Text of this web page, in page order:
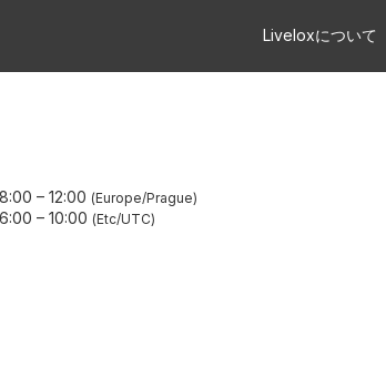
Liveloxについて
– 12:00 Europe/Prague
– 10:00 Etc/UTC